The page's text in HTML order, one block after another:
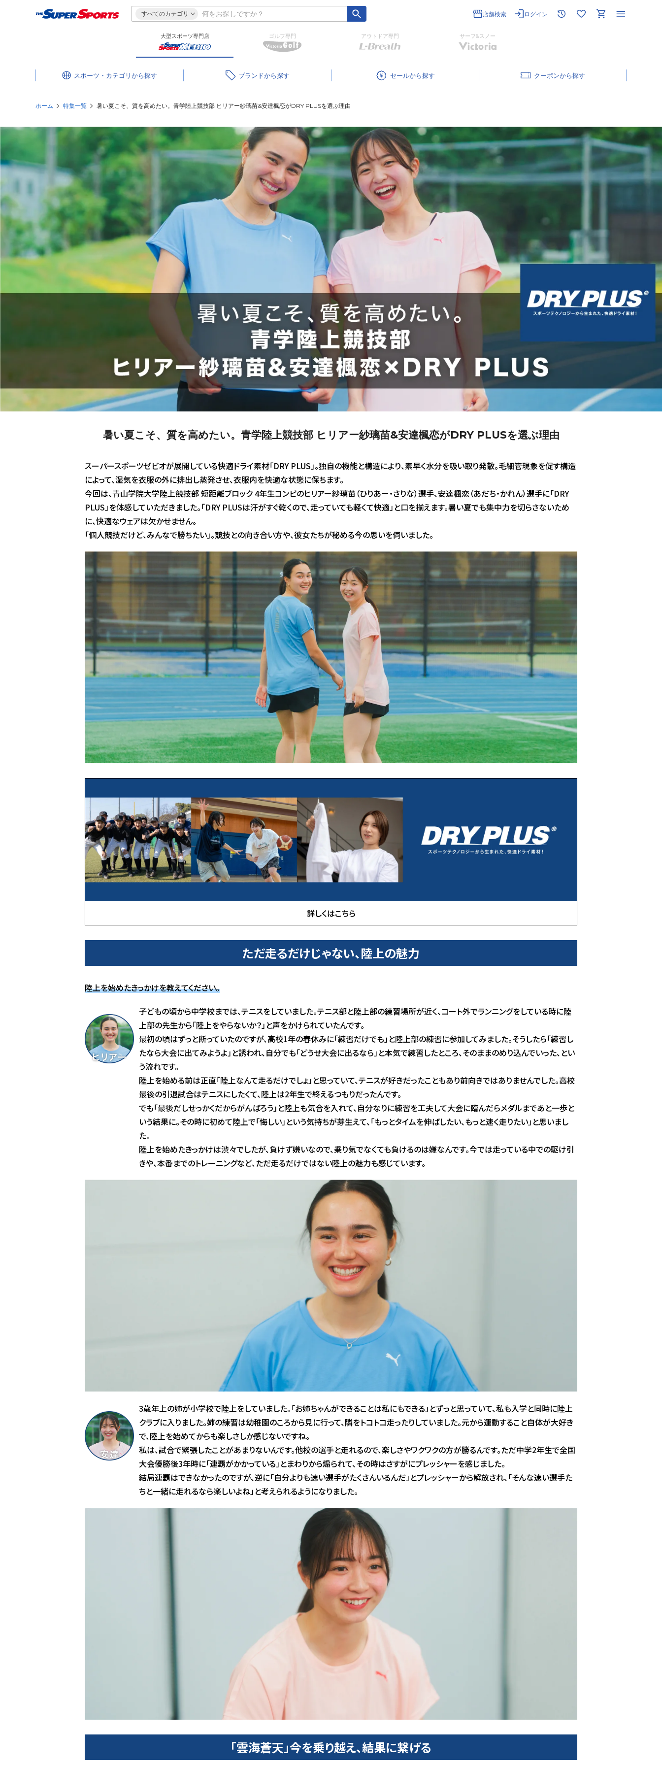
すべてのカテゴリ 店舗検索 ログイン
大型スポーツ専門店 ゴルフ専門 アウトドア専門 サーフ&スノー
スポーツ・カテゴリ ブランド セール クーポン
ホーム 特集一覧 暑い夏こそ、質を高めたい。青学陸上競技部 ヒリアー紗璃苗&安達楓恋がDRY PLUSを選ぶ理由
暑い夏こそ、質を高めたい。青学陸上競技部 ヒリアー紗璃苗&安達楓恋がDRY PLUSを選ぶ理由
スーパースポーツゼビオが展開している快適ドライ素材「DRY PLUS」。独自の機能と構造により、素早く水分を吸い取り発散。毛細管現象を促す構造
によって、湿気を衣服の外に排出し蒸発させ、衣服内を快適な状態に保ちます。
今回は、青山学院大学陸上競技部 短距離ブロック 4年生コンビのヒリアー紗璃苗（ひりあー・さりな）選手、安達楓恋（あだち・かれん）選手に「DRY
PLUS」を体感していただきました。「DRY PLUSは汗がすぐ乾くので、走っていても軽くて快適」と口を揃えます。暑い夏でも集中力を切らさないため
に、快適なウェアは欠かせません。
「個人競技だけど、みんなで勝ちたい」。競技との向き合い方や、彼女たちが秘める今の思いを伺いました。
詳しくはこちら
ただ走るだけじゃない、陸上の魅力
陸上を始めたきっかけを教えてください。
子どもの頃から中学校までは、テニスをしていました。テニス部と陸上部の練習場所が近く、コート外でランニングをしている時に陸
上部の先生から「陸上をやらないか？」と声をかけられていたんです。
最初の頃はずっと断っていたのですが、高校1年の春休みに「練習だけでも」と陸上部の練習に参加してみました。そうしたら「練習し
たなら大会に出てみようよ」と誘われ、自分でも「どうせ大会に出るなら」と本気で練習したところ、そのままのめり込んでいった、とい
う流れです。
陸上を始める前は正直「陸上なんて走るだけでしょ」と思っていて、テニスが好きだったこともあり前向きではありませんでした。高校
最後の引退試合はテニスにしたくて、陸上は2年生で終えるつもりだったんです。
でも「最後だしせっかくだからがんばろう」と陸上も気合を入れて、自分なりに練習を工夫して大会に臨んだらメダルまであと一歩と
いう結果に。その時に初めて陸上で「悔しい」という気持ちが芽生えて、「もっとタイムを伸ばしたい、もっと速く走りたい」と思いまし
た。
陸上を始めたきっかけは渋々でしたが、負けず嫌いなので、乗り気でなくても負けるのは嫌なんです。今では走っている中での駆け引
きや、本番までのトレーニングなど、ただ走るだけではない陸上の魅力も感じています。
3歳年上の姉が小学校で陸上をしていました。「お姉ちゃんができることは私にもできる」とずっと思っていて、私も入学と同時に陸上
クラブに入りました。姉の練習は幼稚園のころから見に行って、隣をトコトコ走ったりしていました。元から運動すること自体が大好き
で、陸上を始めてからも楽しさしか感じないですね。
私は、試合で緊張したことがあまりないんです。他校の選手と走れるので、楽しさやワクワクの方が勝るんです。ただ中学2年生で全国
大会優勝後3年時に「連覇がかかっている」とまわりから煽られて、その時はさすがにプレッシャーを感じました。
結局連覇はできなかったのですが、逆に「自分よりも速い選手がたくさんいるんだ」とプレッシャーから解放され、「そんな速い選手た
ちと一緒に走れるなら楽しいよね」と考えられるようになりました。
「雲海蒼天」今を乗り越え、結果に繋げる